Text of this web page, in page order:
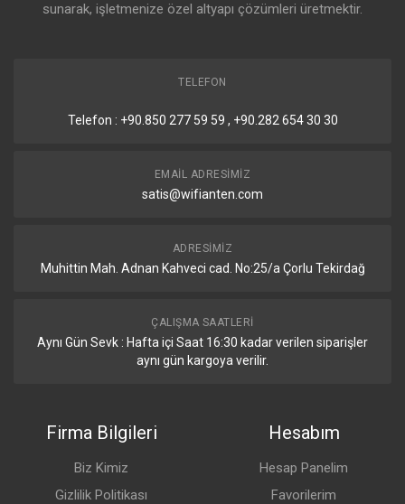
sunarak, işletmenize özel altyapı çözümleri üretmektir.
TELEFON
Telefon : +90.850 277 59 59 , +90.282 654 30 30
EMAIL ADRESIMIZ
satis@wifianten.com
ADRESIMIZ
Muhittin Mah. Adnan Kahveci cad. No:25/a Çorlu Tekirdağ
ÇALIŞMA SAATLERI
Aynı Gün Sevk : Hafta içi Saat 16:30 kadar verilen siparişler
aynı gün kargoya verilir.
Firma Bilgileri
Biz Kimiz
Gizlilik Politikası
Hesabım
Hesap Panelim
Favorilerim